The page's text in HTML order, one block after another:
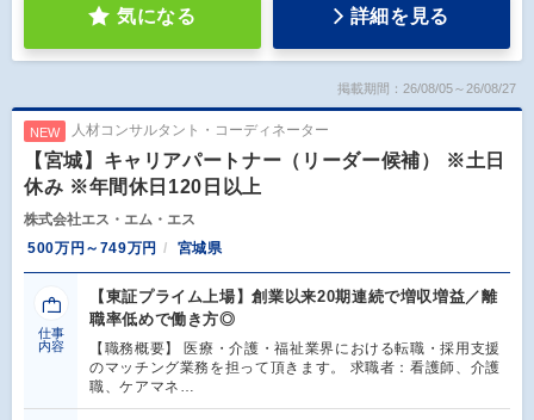
気になる 詳細を見る
掲載期間：26/08/05～26/08/27
NEW 人材コンサルタント・コーディネーター
【宮城】キャリアパートナー（リーダー候補） ※土日
休み ※年間休日120日以上
株式会社エス・エム・エス
500万円～749万円
宮城県
仕事
内容
【東証プライム上場】創業以来20期連続で増収増益／離
職率低めで働き方◎
【職務概要】 医療・介護・福祉業界における転職・採用支援
のマッチング業務を担って頂きます。 求職者：看護師、介護
職、ケアマネ…